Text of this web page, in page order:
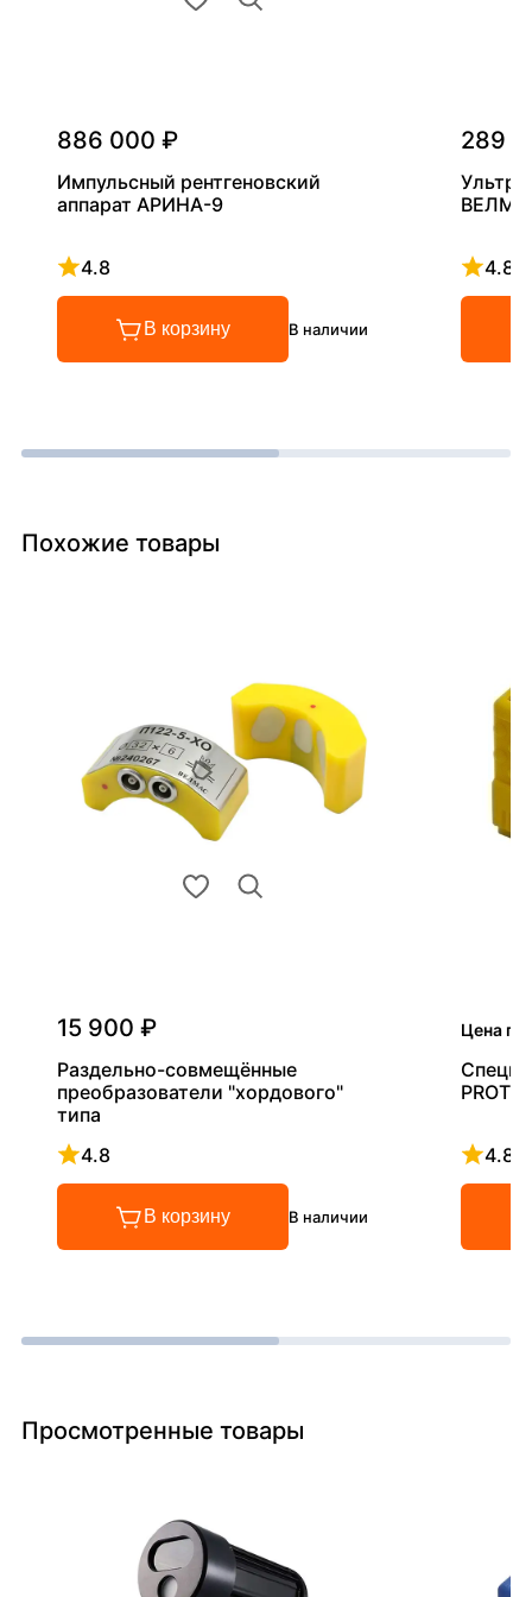
886 000 ₽
Импульсный рентгеновский
аппарат АРИНА-9
4.8
Рейтинг 4.8 из 5
В корзину В наличии
289
4.8
Похожие товары
15 900 ₽
Раздельно-совмещённые
преобразователи "хордового"
типа
4.8
Рейтинг 4.8 из 5
В корзину В наличии
Цена по
PROT
4.8
Просмотренные товары